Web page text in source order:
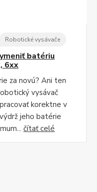
Robotické vysávače
batériu
6xx
za novú? Ani ten
vysávač
korektne v
jeho batérie
čítať celé